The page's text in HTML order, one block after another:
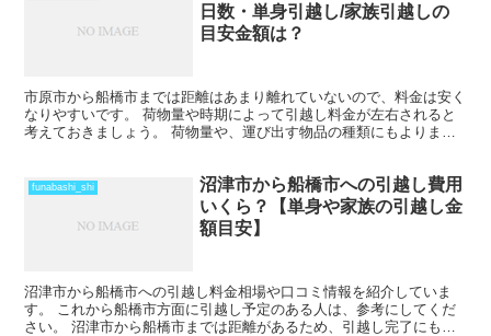
日数・単身引越し/家族引越しの
目安金額は？
市原市から船橋市までは距離はあまり離れていないので、料金は安く
なりやすいです。 荷物量や時期によって引越し料金が左右されると
考えておきましょう。 荷物量や、運び出す物品の種類にもよります
funabashi_shi
沼津市から船橋市への引越し費用
いくら？【単身や家族の引越し金
額目安】
沼津市から船橋市への引越し料金相場や口コミ情報を紹介していま
す。 これから船橋市方面に引越し予定のある人は、参考にしてくだ
さい。 沼津市から船橋市までは距離があるため、引越し完了にも時